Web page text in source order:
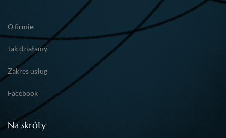
O firmie
Jak działamy
Zakres usług
Facebook
Na skróty